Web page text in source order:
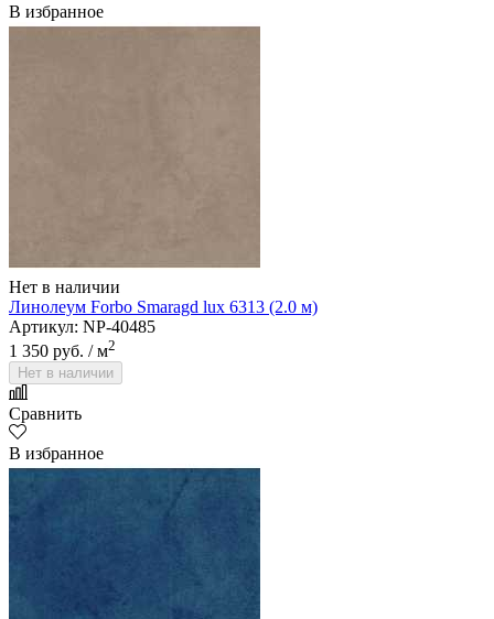
В избранное
Нет в наличии
Линолеум Forbo Smaragd lux 6313 (2.0 м)
Артикул: NP-40485
1 350 руб. / м2
Нет в наличии
Сравнить
В избранное